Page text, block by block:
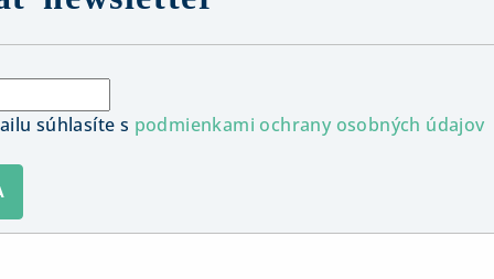
súhlasíte s podmienkami ochrany osobných údajov